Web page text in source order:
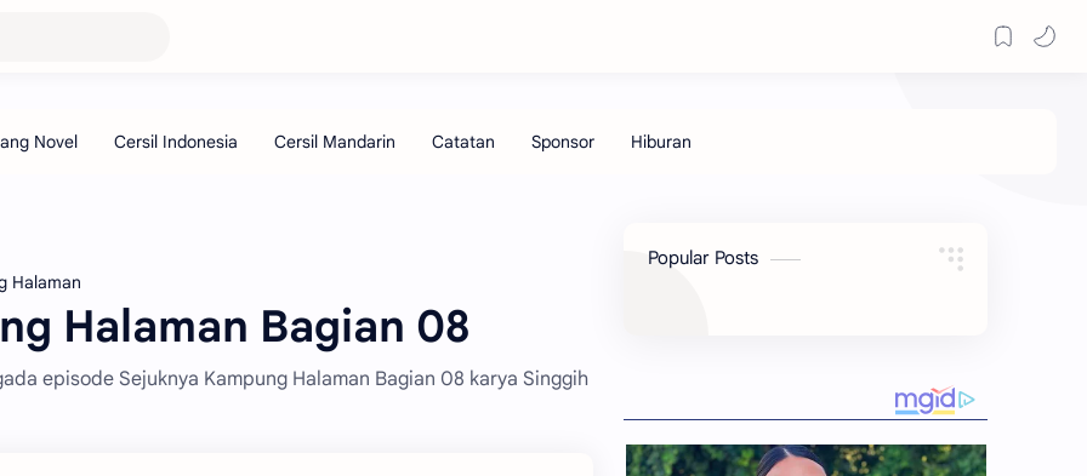
Halaman
Halaman Bagian 08
episode Sejuknya Kampung Halaman Bagian 08 karya Singgih
Popular Posts